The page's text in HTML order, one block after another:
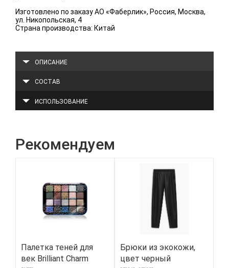
Изготовлено по заказу АО «Фаберлик», Россия, Москва,
ул. Никопольская, 4
Страна производства: Китай
ОПИСАНИЕ
СОСТАВ
ИСПОЛЬЗОВАНИЕ
Рекомендуем
Палетка теней для
век Brilliant Charm
Брюки из экокожи,
цвет черный